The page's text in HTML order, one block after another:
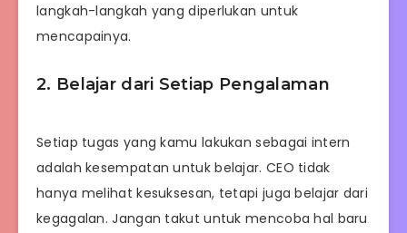
langkah-langkah yang diperlukan untuk
mencapainya.
2. Belajar dari Setiap Pengalaman
Setiap tugas yang kamu lakukan sebagai intern
adalah kesempatan untuk belajar. CEO tidak
hanya melihat kesuksesan, tetapi juga belajar dari
kegagalan. Jangan takut untuk mencoba hal baru